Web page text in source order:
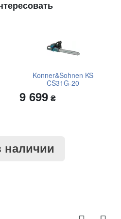
Konner&Sohnen KS
CS31G-20
9 699₴
наличии